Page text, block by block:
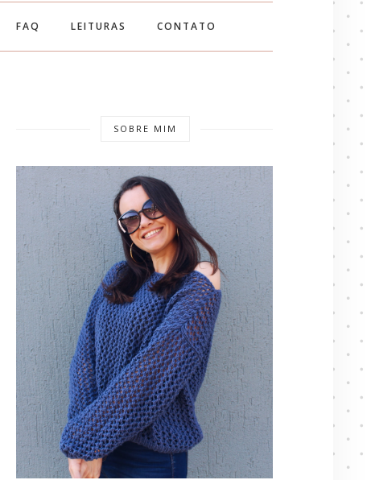
FAQ LEITURAS CONTATO
SOBRE MIM